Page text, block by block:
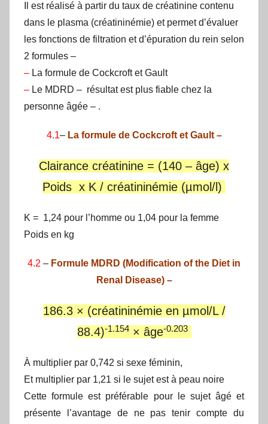
Il est réalisé à partir du taux de créatinine contenu
dans le plasma (créatininémie) et permet d’évaluer
les fonctions de filtration et d’épuration du rein selon
2 formules –
– La formule de Cockcroft et Gault
– Le MDRD – résultat est plus fiable chez la
personne âgée – .
4.1– La formule de Cockcroft et Gault –
Clairance créatinine = (140 – âge) x
Poids x K / créatininémie (µmol/l)
K = 1,24 pour l’homme ou 1,04 pour la femme
Poids en kg
4.2 – Formule MDRD (Modification of the Diet in
Renal Disease) –
186.3 × (créatininémie en µmol/L /
88.4)-1.154× âge-0.203
À multiplier par 0,742 si sexe féminin,
Et multiplier par 1,21 si le sujet est à peau noire
Cette formule est préférable pour le sujet âgé et
présente l’avantage de ne pas tenir compte du